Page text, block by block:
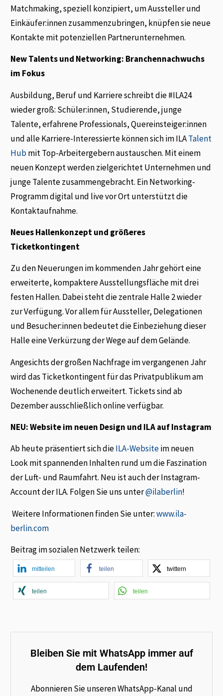
Matchmaking, speziell konzipiert, um Aussteller und
Einkäufer:innen zusammenzubringen, knüpfen sie neue
Kontakte mit potenziellen Partnerunternehmen.
New Talents und Networking: Branchennachwuchs
im Fokus
Ausbildung, Beruf und Karriere schreibt die #ILA24
wieder groß: Schüler:innen, Studierende, junge
Talente, erfahrene Professionals, Quereinsteiger:innen
und alle Karriere-Interessierte können sich im ILATalent
Hubmit Top-Arbeitergebern austauschen. Mit einem
neuen Konzept werden zielgerichtet Unternehmen und
junge Talente zusammengebracht. Ein Networking-
Programm digital und live vor Ort unterstützt die
Kontaktaufnahme.
Neues Hallenkonzept und größeres
Ticketkontingent
Zu den Neuerungen im kommenden Jahr gehört eine
erweiterte, kompaktere Ausstellungsfläche mit drei
festen Hallen. Dabei steht die zentrale Halle 2 wieder
zur Verfügung. Vor allem für Aussteller, Delegationen
und Besucher:innen bedeutet die Einbeziehung dieser
Halle eine Verkürzung der Wege auf dem Gelände.
Angesichts der großen Nachfrage im vergangenen Jahr
wird das Ticketkontingent für das Privatpublikum am
Wochenende deutlich erweitert. Tickets sind ab
Dezember ausschließlich online verfügbar.
NEU: Website im neuen Design und ILA auf Instagram
Ab heute präsentiert sich dieILA-Websiteim neuen
Look mit spannenden Inhalten rund um die Faszination
der Luft- und Raumfahrt. Neu ist auch der Instagram-
Account der ILA. Folgen Sie uns unter@ilaberlin!
Weitere Informationen finden Sie unter:www.ila-
berlin.com
Beitrag im sozialen Netzwerk teilen:
mitteilen teilen twittern
teilen teilen
Bleiben Sie mit WhatsApp immer auf
dem Laufenden!
Abonnieren Sie unseren WhatsApp-Kanal und